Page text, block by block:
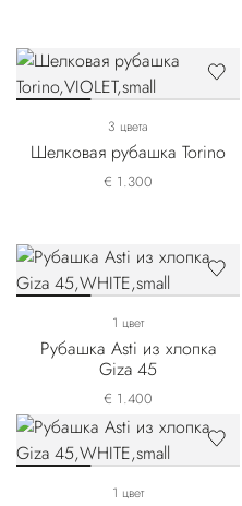
3 цвета
Шелковая рубашка Torino
€ 1.300
1 цвет
Рубашка Asti из хлопка
Giza 45
€ 1.400
1 цвет